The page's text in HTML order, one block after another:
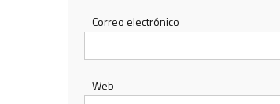
Correo electrónico
Web